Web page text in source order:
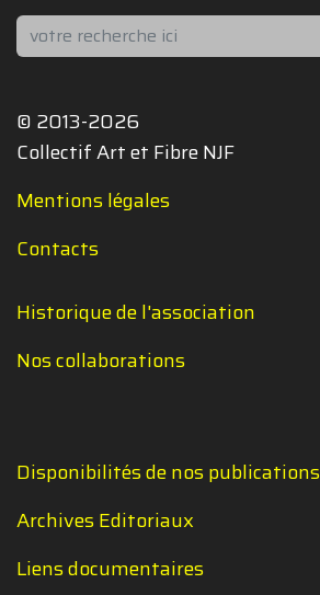
Rechercher
© 2013-2026
Collectif Art et Fibre NJF
Mentions légales
Contacts
Historique de l'association
Nos collaborations
Disponibilités de nos publications
Archives Editoriaux
Liens documentaires